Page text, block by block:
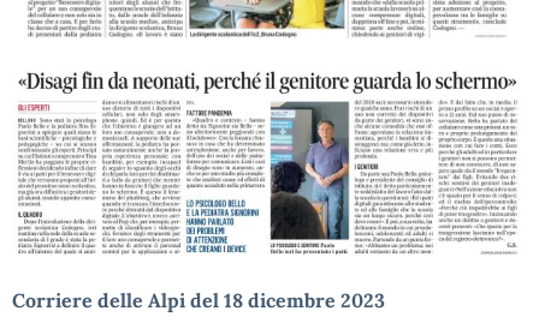
Corriere delle Alpi del 18 dicembre 2023